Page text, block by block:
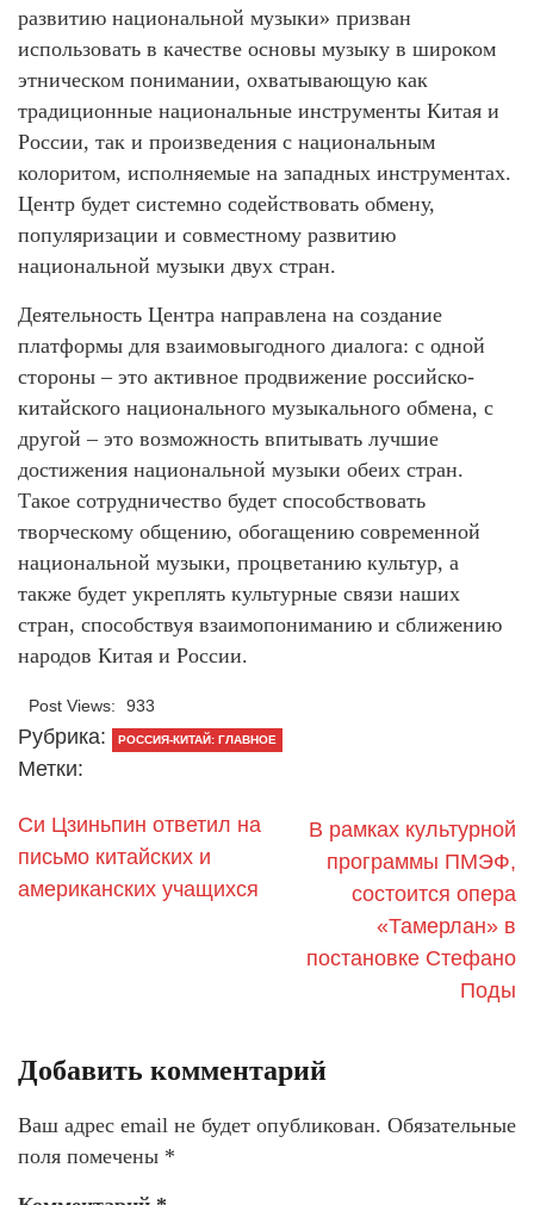
развитию национальной музыки» призван
использовать в качестве основы музыку в широком
этническом понимании, охватывающую как
традиционные национальные инструменты Китая и
России, так и произведения с национальным
колоритом, исполняемые на западных инструментах.
Центр будет системно содействовать обмену,
популяризации и совместному развитию
национальной музыки двух стран.
Деятельность Центра направлена на создание
платформы для взаимовыгодного диалога: с одной
стороны – это активное продвижение российско-
китайского национального музыкального обмена, с
другой – это возможность впитывать лучшие
достижения национальной музыки обеих стран.
Такое сотрудничество будет способствовать
творческому общению, обогащению современной
национальной музыки, процветанию культур, а
также будет укреплять культурные связи наших
стран, способствуя взаимопониманию и сближению
народов Китая и России.
Post Views: 933
Рубрика: РОССИЯ-КИТАЙ: ГЛАВНОЕ
Метки:
Си Цзиньпин ответил на
письмо китайских и
американских учащихся
В рамках культурной
программы ПМЭФ,
состоится опера
«Тамерлан» в
постановке Стефано
Поды
Добавить комментарий
Ваш адрес email не будет опубликован. Обязательные
поля помечены *